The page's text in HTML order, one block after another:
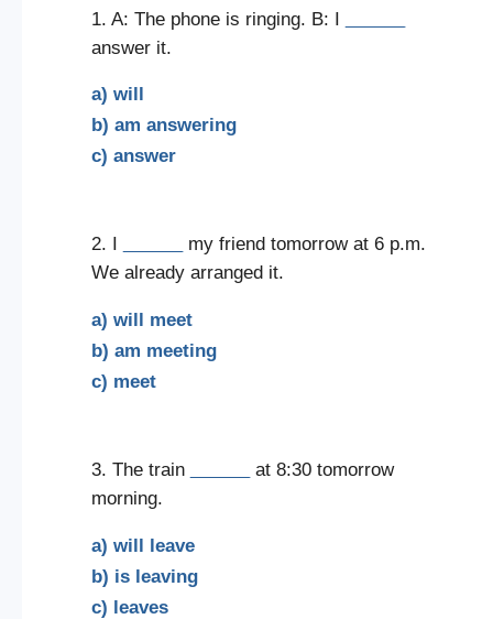
1. A: The phone is ringing. B: I
answer it.
a) will
b) am answering
c) answer
2. I
my friend tomorrow at 6 p.m.
We already arranged it.
a) will meet
b) am meeting
c) meet
3. The train
at 8:30 tomorrow
morning.
a) will leave
b) is leaving
c) leaves